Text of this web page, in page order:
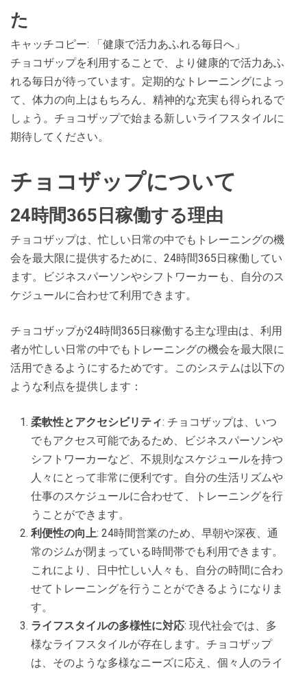
た
キャッチコピー: 「健康で活力あふれる毎日へ」
チョコザップを利用することで、より健康的で活力あふ
れる毎日が待っています。定期的なトレーニングによっ
て、体力の向上はもちろん、精神的な充実も得られるで
しょう。チョコザップで始まる新しいライフスタイルに
期待してください。
チョコザップについて
24時間365日稼働する理由
チョコザップは、忙しい日常の中でもトレーニングの機
会を最大限に提供するために、24時間365日稼働してい
ます。ビジネスパーソンやシフトワーカーも、自分のス
ケジュールに合わせて利用できます。
チョコザップが24時間365日稼働する主な理由は、利用
者が忙しい日常の中でもトレーニングの機会を最大限に
活用できるようにするためです。このシステムは以下の
ような利点を提供します：
柔軟性とアクセシビリティ: チョコザップは、いつ
でもアクセス可能であるため、ビジネスパーソンや
シフトワーカーなど、不規則なスケジュールを持つ
人々にとって非常に便利です。自分の生活リズムや
仕事のスケジュールに合わせて、トレーニングを行
うことができます。
利便性の向上: 24時間営業のため、早朝や深夜、通
常のジムが閉まっている時間帯でも利用できます。
これにより、日中忙しい人々も、自分の時間に合わ
せてトレーニングを行うことができるようになりま
す。
ライフスタイルの多様性に対応: 現代社会では、多
様なライフスタイルが存在します。チョコザップ
は、そのような多様なニーズに応え、個々人のライ